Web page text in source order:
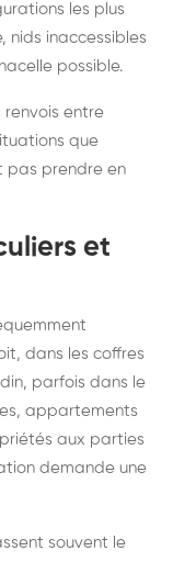
les plus
nids inaccessibles
possible.
entre
que
pas prendre en
et
dans les coffres
parfois dans le
appartements
aux parties
demande une
souvent le